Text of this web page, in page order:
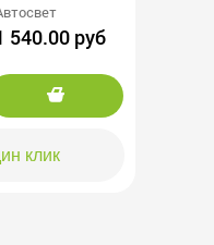
540.00 руб
клик